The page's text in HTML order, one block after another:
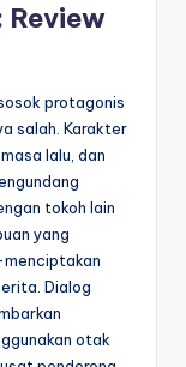
Review
protagonis
salah. Karakter
lalu, dan
tokoh lain
yang
Dialog
otak